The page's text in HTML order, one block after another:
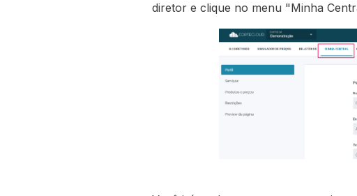
diretor e clique no menu "Minha